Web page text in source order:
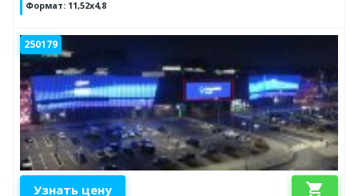
Формат: 11,52х4,8
250179
Узнать цену shopping_cart